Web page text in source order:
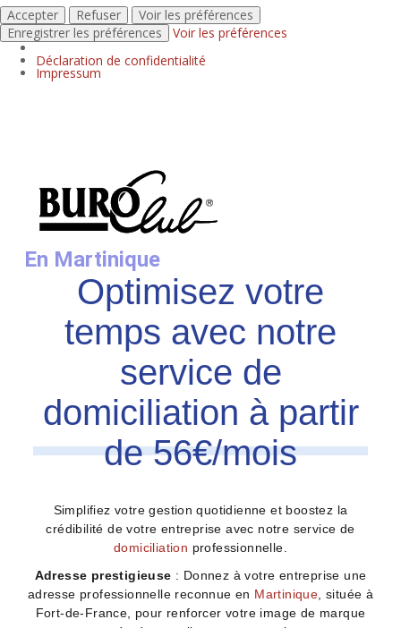
Accepter
Refuser
Voir les préférences
Enregistrer les préférences
Voir les préférences
Déclaration de confidentialité
Impressum
En Martinique
Optimisez votre
temps avec notre
service de
domiciliation à partir
de 56€/mois
Simplifiez votre gestion quotidienne et boostez la
crédibilité de votre entreprise avec notre service de
domiciliation professionnelle.
Adresse prestigieuse : Donnez à votre entreprise une
adresse professionnelle reconnue en Martinique, située à
Fort-de-France, pour renforcer votre image de marque